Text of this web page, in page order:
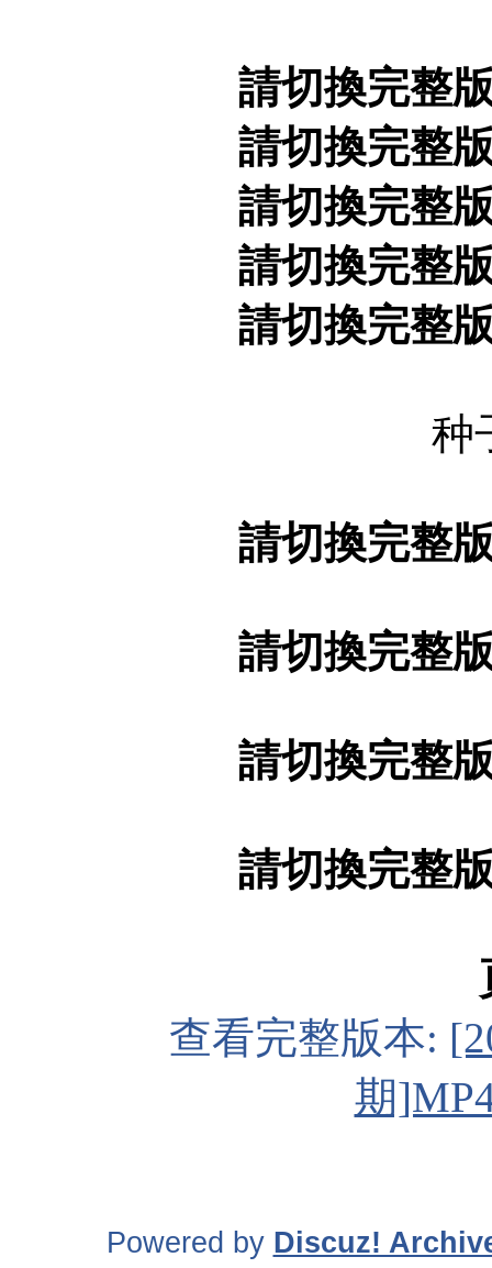
請切換完整
請切換完整
請切換完整
請切換完整
請切換完整
种
請切換完整
請切換完整
請切換完整
請切換完整
查看完整版本:
期
Powered by Discuz!